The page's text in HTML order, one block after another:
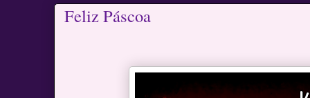
Feliz Páscoa